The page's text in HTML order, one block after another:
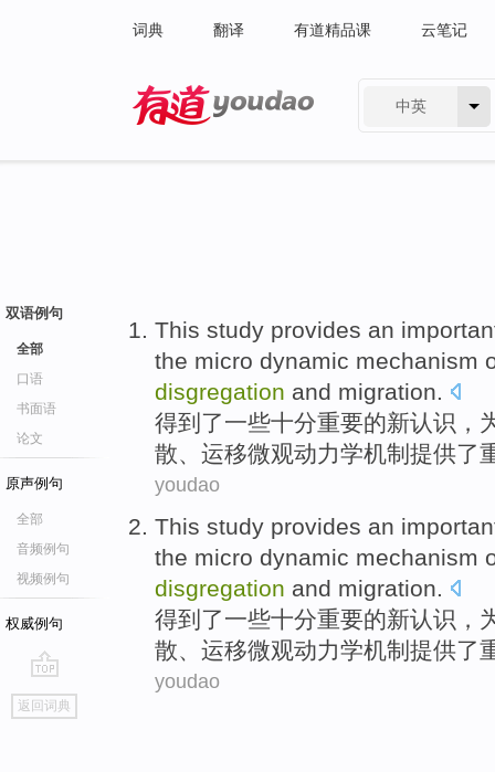
词典 翻译 有道精品课 云笔记
中英
双语例句
全部
口语
书面语
论文
原声例句
全部
音频例句
视频例句
权威例句
go
top
返回词典
This study provides an
the micro dynamic mechanism
disgregation and migration.
得到了一些十分重要的新认识，
散、运移微观动力学机制 提供了
youdao
This study provides an
the micro dynamic mechanism
disgregation and migration.
得到了一些十分重要的新认识，
散、运移微观动力学机制 提供了
youdao